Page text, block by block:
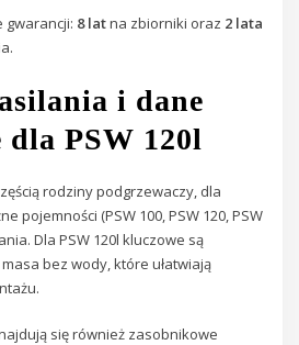
gwarancji: 8 latna zbiorniki oraz 2 lata
i dane
PSW 120l
rodziny podgrzewaczy, dla
pojemności (PSW 100, PSW 120, PSW
Dla PSW 120l kluczowe są
bez wody, które ułatwiają
się również zasobnikowe